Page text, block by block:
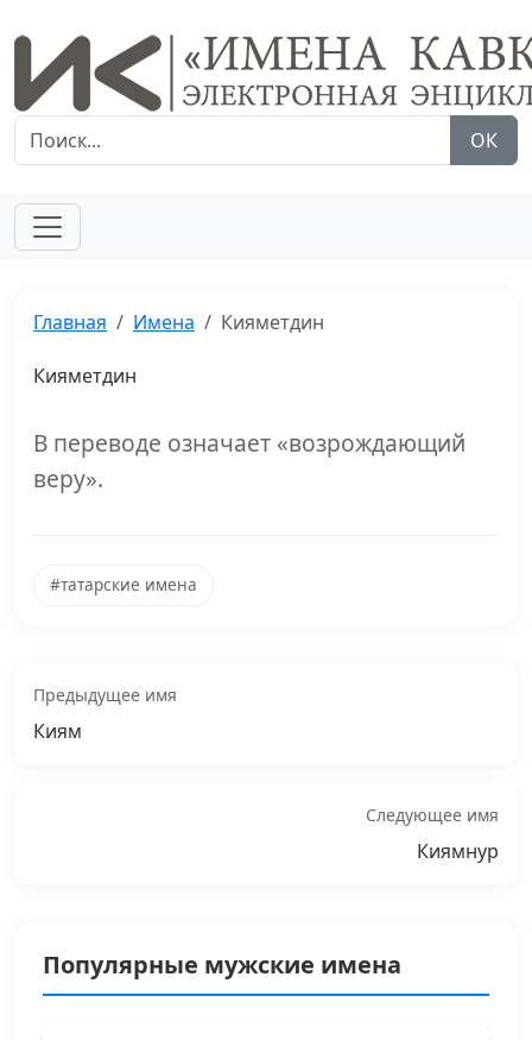
ОК
Главная Имена Кияметдин
Кияметдин
В переводе означает «возрождающий
веру».
#татарские имена
Предыдущее имя
Киям
Следующее имя
Киямнур
Популярные мужские имена